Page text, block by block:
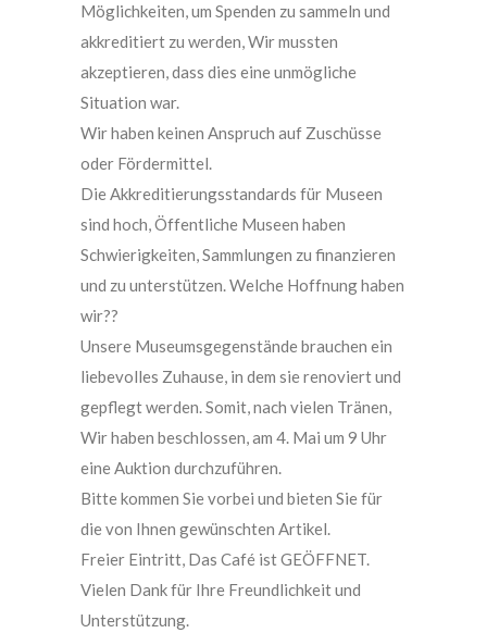
Möglichkeiten, um Spenden zu sammeln und
akkreditiert zu werden, Wir mussten
akzeptieren, dass dies eine unmögliche
Situation war.
Wir haben keinen Anspruch auf Zuschüsse
oder Fördermittel.
Die Akkreditierungsstandards für Museen
sind hoch, Öffentliche Museen haben
Schwierigkeiten, Sammlungen zu finanzieren
und zu unterstützen. Welche Hoffnung haben
wir??
Unsere Museumsgegenstände brauchen ein
liebevolles Zuhause, in dem sie renoviert und
gepflegt werden. Somit, nach vielen Tränen,
Wir haben beschlossen, am 4. Mai um 9 Uhr
eine Auktion durchzuführen.
Bitte kommen Sie vorbei und bieten Sie für
die von Ihnen gewünschten Artikel.
Freier Eintritt, Das Café ist GEÖFFNET.
Vielen Dank für Ihre Freundlichkeit und
Unterstützung.